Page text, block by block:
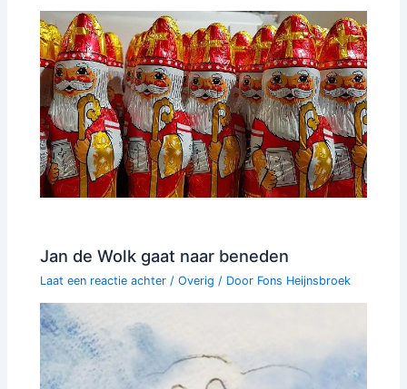
Jan de Wolk gaat naar beneden
Laat een reactie achter /Overig / Door Fons Heijnsbroek